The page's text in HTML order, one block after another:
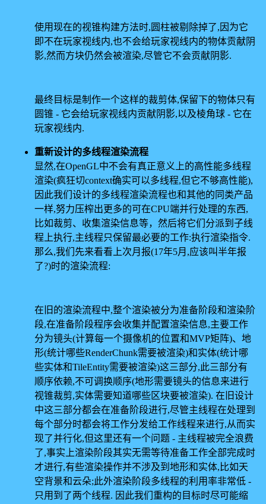
使用现在的视锥构建方法时,圆柱被剔除掉了,因为它
即不在玩家视线内,也不会给玩家视线内的物体贡献阴
影,然而方块仍然会被渲染,尽管它不会贡献阴影.
最终目标是制作一个这样的裁剪体,保留下的物体只有
圆锥 - 它会给玩家视线内贡献阴影,以及棱角球 - 它在
玩家视线内.
重新设计的多线程渲染流程
显然,在OpenGL中不会有真正意义上的高性能多线程
渲染(疯狂切context确实可以多线程,但它不够高性能),
因此我们设计的多线程渲染流程也和其他的同类产品
一样,努力压榨出更多的可在CPU端并行处理的东西,
比如裁剪、收集渲染信息等，然后将它们分派到子线
程上执行,主线程只保留最必要的工作:执行渲染指令.
那么,我们先来看看上次月报(17年5月,应该叫半年报
了?)时的渲染流程:
在旧的渲染流程中,整个渲染被分为准备阶段和渲染阶
段,在准备阶段程序会收集并配置渲染信息,主要工作
分为镜头(计算每一个摄像机的位置和MVP矩阵)、地
形(统计哪些RenderChunk需要被渲染)和实体(统计哪
些实体和TileEntity需要被渲染)这三部分,此三部分有
顺序依赖,不可调换顺序(地形需要镜头的信息来进行
视锥裁剪,实体需要知道哪些区块要被渲染). 在旧设计
中这三部分都会在准备阶段进行,尽管主线程在处理到
每个部分时都会将工作分发给工作线程来进行,从而实
现了并行化,但这里还有一个问题 - 主线程被完全浪费
了,事实上渲染阶段其实无需等待准备工作全部完成时
才进行,有些渲染操作并不涉及到地形和实体,比如天
空背景和云朵;此外渲染阶段多线程的利用率非常低 -
只用到了两个线程. 因此我们重构的目标时尽可能缩